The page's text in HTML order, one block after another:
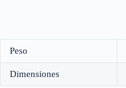
Peso
Dimensiones